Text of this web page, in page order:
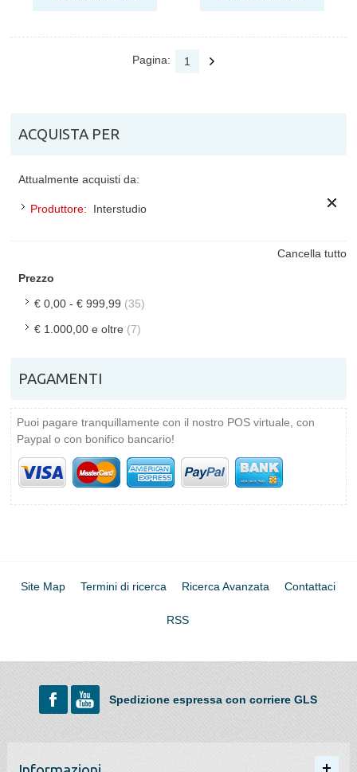
Pagina: 1
ACQUISTA PER
Attualmente acquisti da:
Produttore: Interstudio
Cancella tutto
Prezzo
€ 0,00 -€ 999,99 (35)
€ 1.000,00 e oltre (7)
PAGAMENTI
Puoi pagare tranquillamente con il nostro POS virtuale, con
Paypal o con bonifico bancario!
Site Map Termini di ricerca Ricerca Avanzata Contattaci
RSS
Spedizione espressa con corriere GLS